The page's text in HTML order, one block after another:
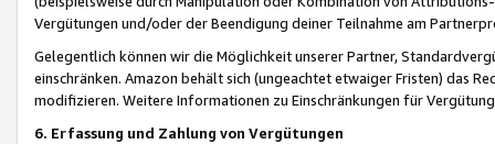
Vergütungen und/oder der Beendigung deiner Teilnahme am
Gelegentlich können wir die Möglichkeit unserer Partner,
einschränken. Amazon behält sich (ungeachtet etwaiger Fristen) das
modifizieren. Weitere Informationen zu Einschränkungen für
6. Erfassung und Zahlung von Vergütungen